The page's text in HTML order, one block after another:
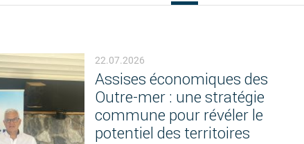
22.07.2026
Assises économiques des
Outre-mer : une stratégie
commune pour révéler le
potentiel des territoires